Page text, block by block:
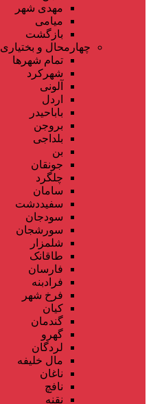
مهدی شهر
میامی
بازگشت
چهارمحال و بختیاری
تمام شهر‌ها
شهرکرد
آلونی
اردل
باباحیدر
بروجن
بلداجی
بن
جونقان
چلگرد
سامان
سفیددشت
سودجان
سورشجان
شلمزار
طاقانک
فارسان
فرادبنه
فرخ شهر
کیان
گندمان
گهرو
لردگان
مال خلیفه
ناغان
نافچ
نقنه